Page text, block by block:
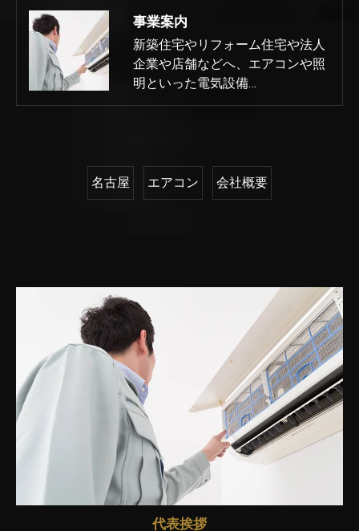
事業案内
新築住宅やリフォーム住宅や法人
企業や店舗などへ、エアコンや照
明といった電気設備…
名古屋 エアコン 会社概要
代表挨拶